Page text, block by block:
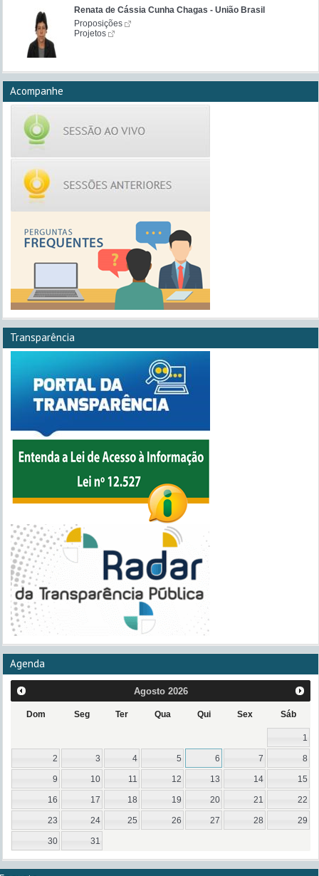
Renata de Cássia Cunha Chagas - União Brasil
Proposições
Projetos
Acompanhe
Transparência
Agenda
Agosto 2026
Dom Seg Ter Qua Qui Sex Sáb
1
2 3 4 5 6 7 8
9 10 11 12 13 14 15
16 17 18 19 20 21 22
23 24 25 26 27 28 29
30 31